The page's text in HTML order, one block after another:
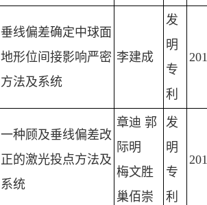
垂线偏差确定中球面
地形位间接影响严密
方法及系统
李建成
发
明
专
利
一种顾及垂线偏差改
正的激光投点方法及
系统
章迪 郭
际明
梅文胜
巢佰崇
发
明
专
利